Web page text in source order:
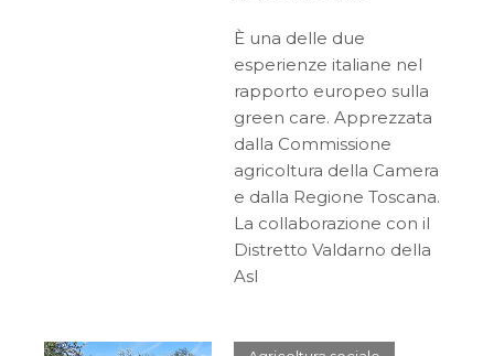
È una delle due
esperienze italiane nel
rapporto europeo sulla
green care. Apprezzata
dalla Commissione
agricoltura della Camera
e dalla Regione Toscana.
La collaborazione con il
Distretto Valdarno della
Asl